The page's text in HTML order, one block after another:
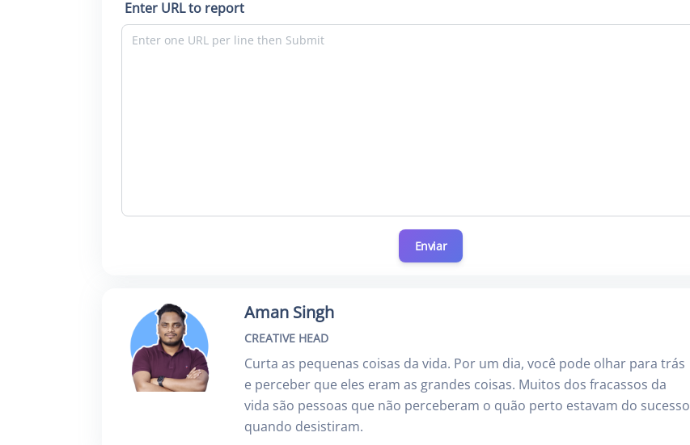
Enter URL to report
Enviar
Aman Singh
CREATIVE HEAD
Curta as pequenas coisas da vida. Por um dia, você pode olhar para trás
e perceber que eles eram as grandes coisas. Muitos dos fracassos da
vida são pessoas que não perceberam o quão perto estavam do sucesso
quando desistiram.